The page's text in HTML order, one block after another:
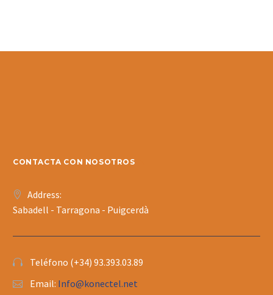
CONTACTA CON NOSOTROS
Address:
Sabadell - Tarragona - Puigcerdà
Teléfono (+34) 93.393.03.89
Email: Info@konectel.net